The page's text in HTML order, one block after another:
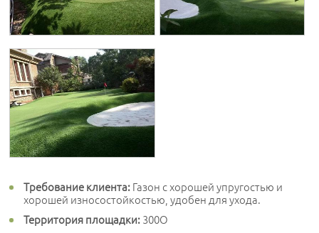
Требование клиента: Газон с хорошей упругостью и
хорошей износостойкостью, удобен для ухода.
Территория площадки: 300O